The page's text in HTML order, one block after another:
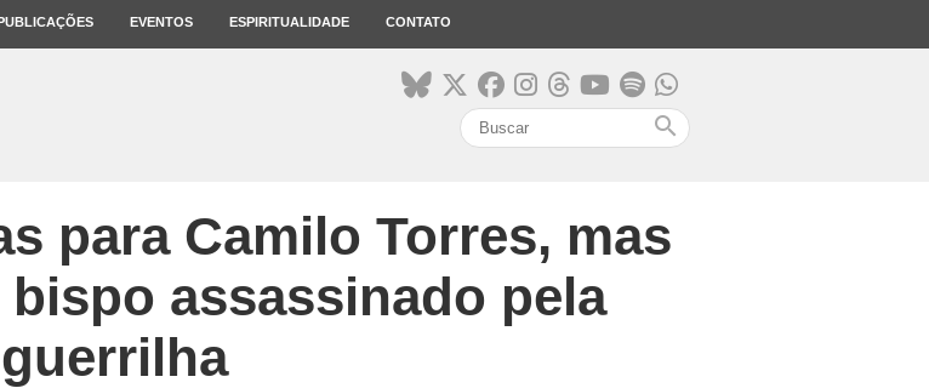
EVENTOS ESPIRITUALIDADE CONTATO
search
para Camilo Torres, mas
assassinado pela
guerrilha